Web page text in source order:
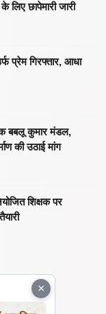
लिए छापेमारी जारी
प्रेम गिरफ्तार, आधा
बबलू कुमार मंडल,
की उठाई मांग
शिक्षक पर
×